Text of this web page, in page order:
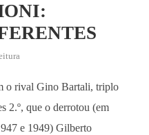
o rival Gino Bartali, triplo
2.º, que o derrotou (em
e 1949) Gilberto